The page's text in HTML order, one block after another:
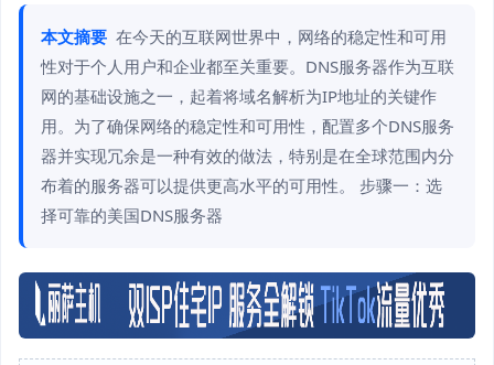
本文摘要 在今天的互联网世界中，网络的稳定性和可用
性对于个人用户和企业都至关重要。DNS服务器作为互联
网的基础设施之一，起着将域名解析为IP地址的关键作
用。为了确保网络的稳定性和可用性，配置多个DNS服务
器并实现冗余是一种有效的做法，特别是在全球范围内分
布着的服务器可以提供更高水平的可用性。 步骤一：选
择可靠的美国DNS服务器